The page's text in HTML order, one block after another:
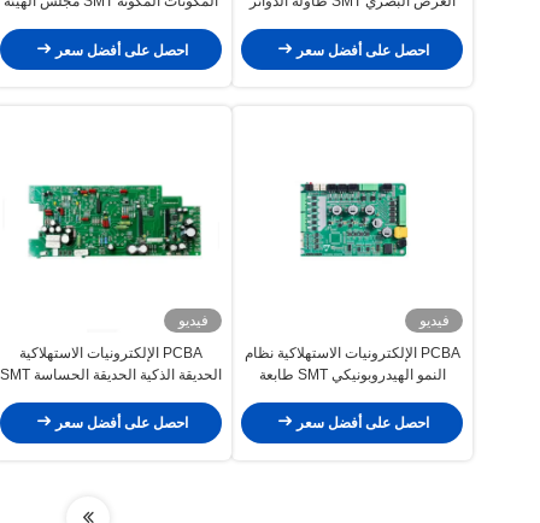
احصل على أفضل سعر
احصل على أفضل سعر
فيديو
PCBA الإلكترونيات الاستهلاكية نظام
النمو الهيدروبونيكي SMT طابعة
احصل على أفضل سعر
فيديو
PCBA الإلكترونيات الاستهلاكية
الحديقة الذكية الحديقة الحساسة SMT
التجمع
احصل على أفضل سعر